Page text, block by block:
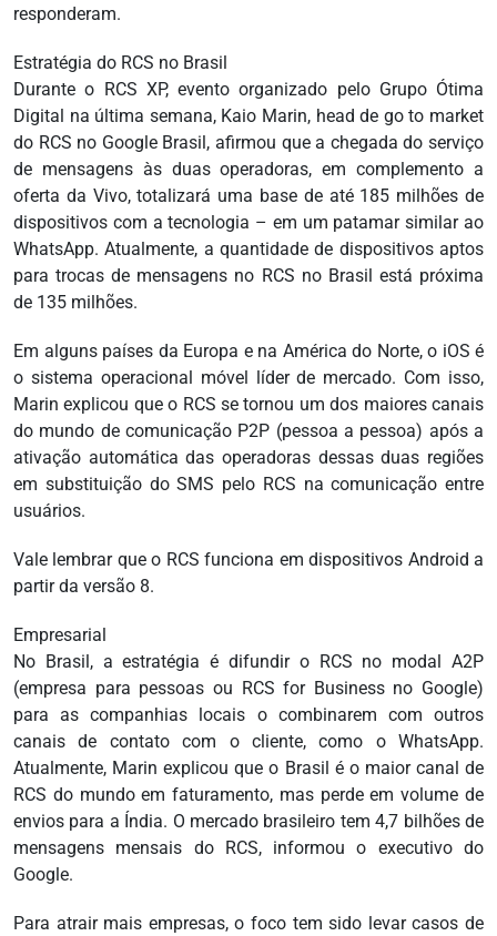
responderam.
Estratégia do RCS no Brasil
Durante o RCS XP, evento organizado pelo Grupo Ótima
Digital na última semana, Kaio Marin, head de go to market
do RCS no Google Brasil, afirmou que a chegada do serviço
de mensagens às duas operadoras, em complemento a
oferta da Vivo, totalizará uma base de até 185 milhões de
dispositivos com a tecnologia – em um patamar similar ao
WhatsApp. Atualmente, a quantidade de dispositivos aptos
para trocas de mensagens no RCS no Brasil está próxima
de 135 milhões.
Em alguns países da Europa e na América do Norte, o iOS é
o sistema operacional móvel líder de mercado. Com isso,
Marin explicou que o RCS se tornou um dos maiores canais
do mundo de comunicação P2P (pessoa a pessoa) após a
ativação automática das operadoras dessas duas regiões
em substituição do SMS pelo RCS na comunicação entre
usuários.
Vale lembrar que o RCS funciona em dispositivos Android a
partir da versão 8.
Empresarial
No Brasil, a estratégia é difundir o RCS no modal A2P
(empresa para pessoas ou RCS for Business no Google)
para as companhias locais o combinarem com outros
canais de contato com o cliente, como o WhatsApp.
Atualmente, Marin explicou que o Brasil é o maior canal de
RCS do mundo em faturamento, mas perde em volume de
envios para a Índia. O mercado brasileiro tem 4,7 bilhões de
mensagens mensais do RCS, informou o executivo do
Google.
Para atrair mais empresas, o foco tem sido levar casos de